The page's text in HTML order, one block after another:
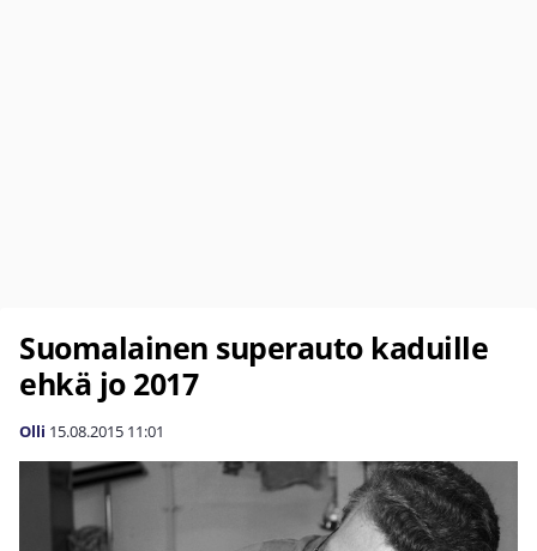
Suomalainen superauto kaduille
ehkä jo 2017
Olli 15.08.2015 11:01